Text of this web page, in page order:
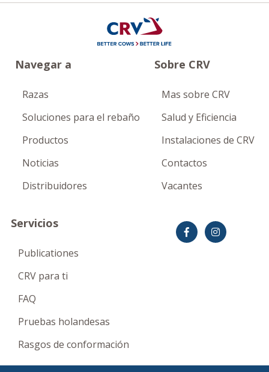
Navegar a
Razas
Soluciones para el rebaño
Productos
Noticias
Distribuidores
Sobre CRV
Mas sobre CRV
Salud y Eficiencia
Instalaciones de CRV
Contactos
Vacantes
Servicios
Publicationes
CRV para ti
FAQ
Pruebas holandesas
Rasgos de conformación